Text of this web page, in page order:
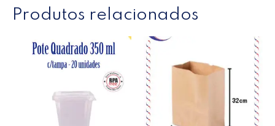
Produtos relacionados